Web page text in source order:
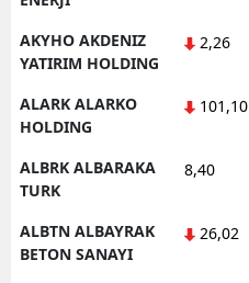
AKYHO AKDENIZ
YATIRIM HOLDING
2,26
ALARK ALARKO
HOLDING
101,10
ALBRK ALBARAKA
TURK
8,40
ALBTN ALBAYRAK
BETON SANAYI
26,02